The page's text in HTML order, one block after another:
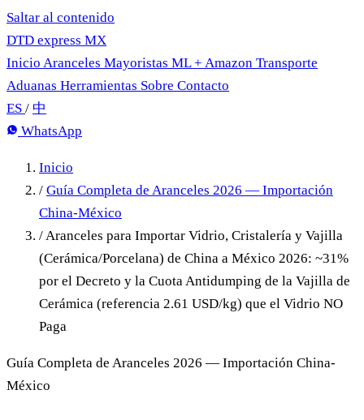
Saltar al contenido
DTD express MX
Inicio Aranceles Mayoristas ML + Amazon Transporte
Aduanas Herramientas Sobre Contacto
ES / 中
WhatsApp
Inicio
/ Guía Completa de Aranceles 2026 — Importación
China-México
/Aranceles para Importar Vidrio, Cristalería y Vajilla
(Cerámica/Porcelana) de China a México 2026: ~31%
por el Decreto y la Cuota Antidumping de la Vajilla de
Cerámica (referencia 2.61 USD/kg) que el Vidrio NO
Paga
Guía Completa de Aranceles 2026 — Importación China-
México